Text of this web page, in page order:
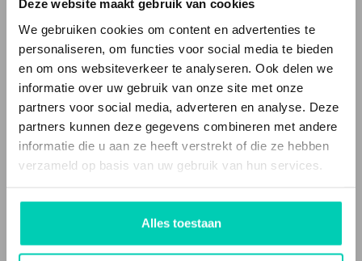
Deze website maakt gebruik van cookies
We gebruiken cookies om content en advertenties te
personaliseren, om functies voor social media te bieden
en om ons websiteverkeer te analyseren. Ook delen we
informatie over uw gebruik van onze site met onze
partners voor social media, adverteren en analyse. Deze
partners kunnen deze gegevens combineren met andere
informatie die u aan ze heeft verstrekt of die ze hebben
verzameld op basis van uw gebruik van hun services.
Alles toestaan
en/of inrichting is niet standaard. Het zijnunieke locaties , met een
verhaal, die echt iets toevoegen aan je evenement of bijeenkomst.
Locaties met Meerwaarde(n) is een webportal die deze bijzondere
en unieke locaties verzamelt. Het is ook een sociale onderneming.
Een deel van onze omzet geven we weg aan goede doelen.
Locaties met Meerwaarde(N) is partner van
mee aan een economie die klopt.